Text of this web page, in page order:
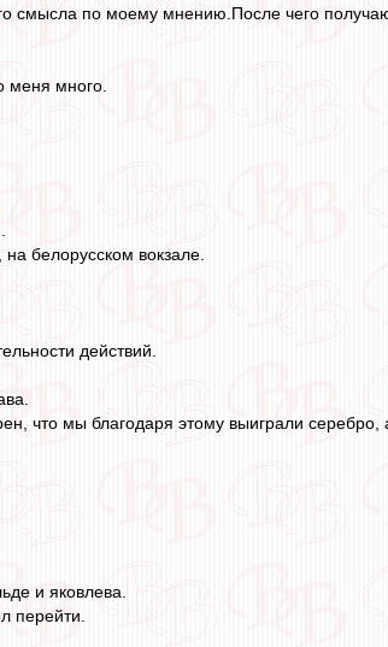
смысла по моему мнению.После чего
меня много.
белорусском вокзале.
действий.
что мы благодаря этому выиграли серебро,
и яковлева.
перейти.